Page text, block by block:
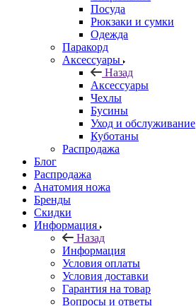
Посуда
Рюкзаки и сумки
Одежда
Паракорд
Аксессуары
Назад
Аксессуары
Чехлы
Бусины
Уход и обслуживание
Куботаны
Распродажа
Блог
Распродажа
Анатомия ножа
Бренды
Скидки
Информация
Назад
Информация
Условия оплаты
Условия доставки
Гарантия на товар
Вопросы и ответы